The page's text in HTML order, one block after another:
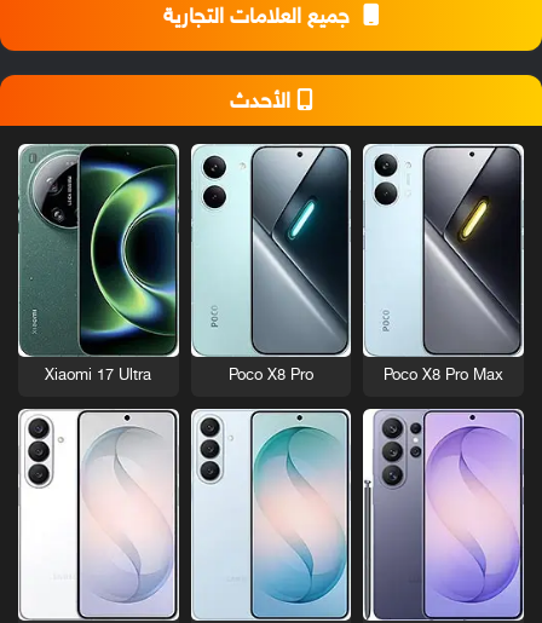
جميع العلامات التجارية
الأحدث
Poco X8 Pro Max
Poco X8 Pro
Xiaomi 17 Ultra